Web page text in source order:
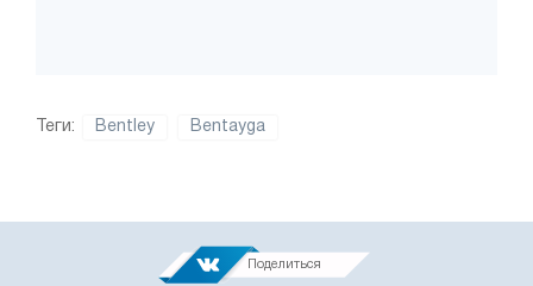
Теги: Bentley Bentayga
Поделиться